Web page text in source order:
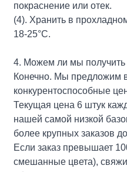
покраснение или отек.
(4). Хранить в
18-25°С.
4. Можем ли мы получить
Конечно. Мы предложим
конкурентоспособные
Текущая цена 6 штук
нашей самой низкой
более крупных заказов
Если заказ превышает
смешанные цвета),